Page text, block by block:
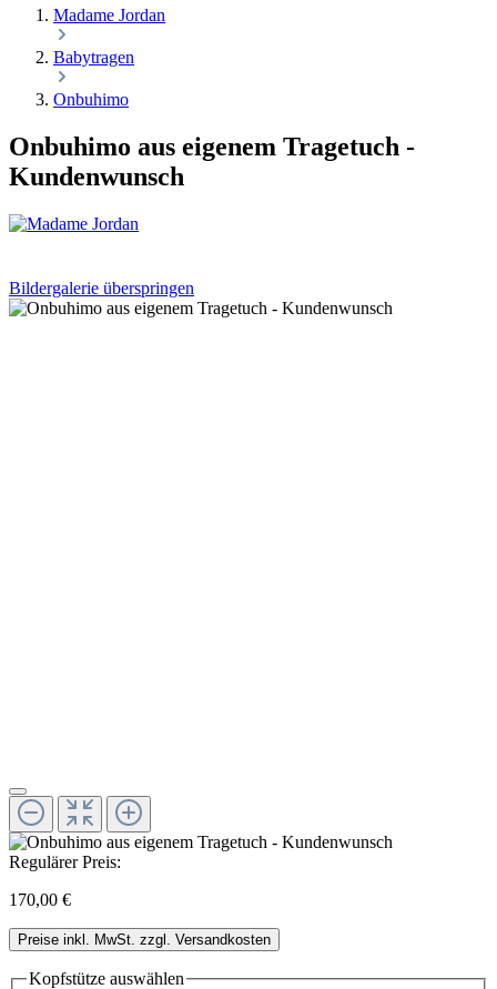
Madame Jordan
Babytragen
Onbuhimo
Onbuhimo aus eigenem Tragetuch -
Kundenwunsch
Bildergalerie überspringen
Regulärer Preis:
170,00 €
Preise inkl. MwSt. zzgl. Versandkosten
Kopfstütze auswählen